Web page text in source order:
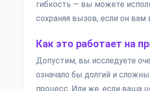
гибкость — вы можете
сохраняя вызов, если он вам
Как это работает на
Допустим, вы исследуете
означало бы долгий и
процесс. Или же, если ваша